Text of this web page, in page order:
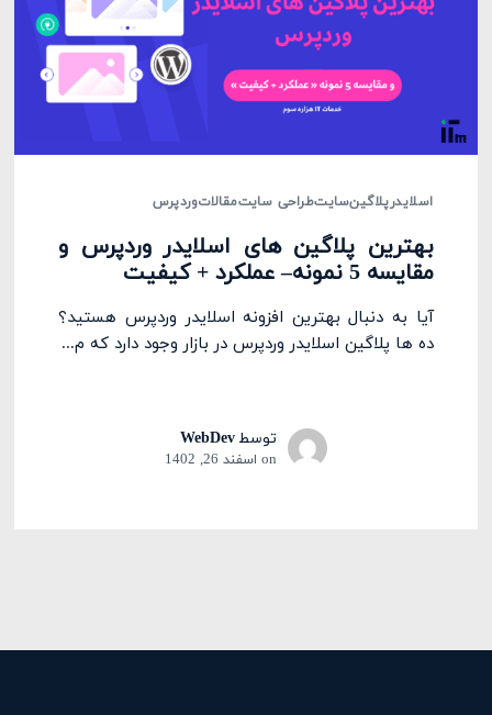
اسلایدرپلاگینسایتطراحی سایتمقالاتوردپرس
بهترین پلاگین های اسلایدر وردپرس و
مقایسه 5 نمونه– عملکرد + کیفیت
آیا به دنبال بهترین افزونه اسلایدر وردپرس هستید؟
ده ها پلاگین اسلایدر وردپرس در بازار وجود دارد که م...
توسطWebDev
on اسفند 26, 1402